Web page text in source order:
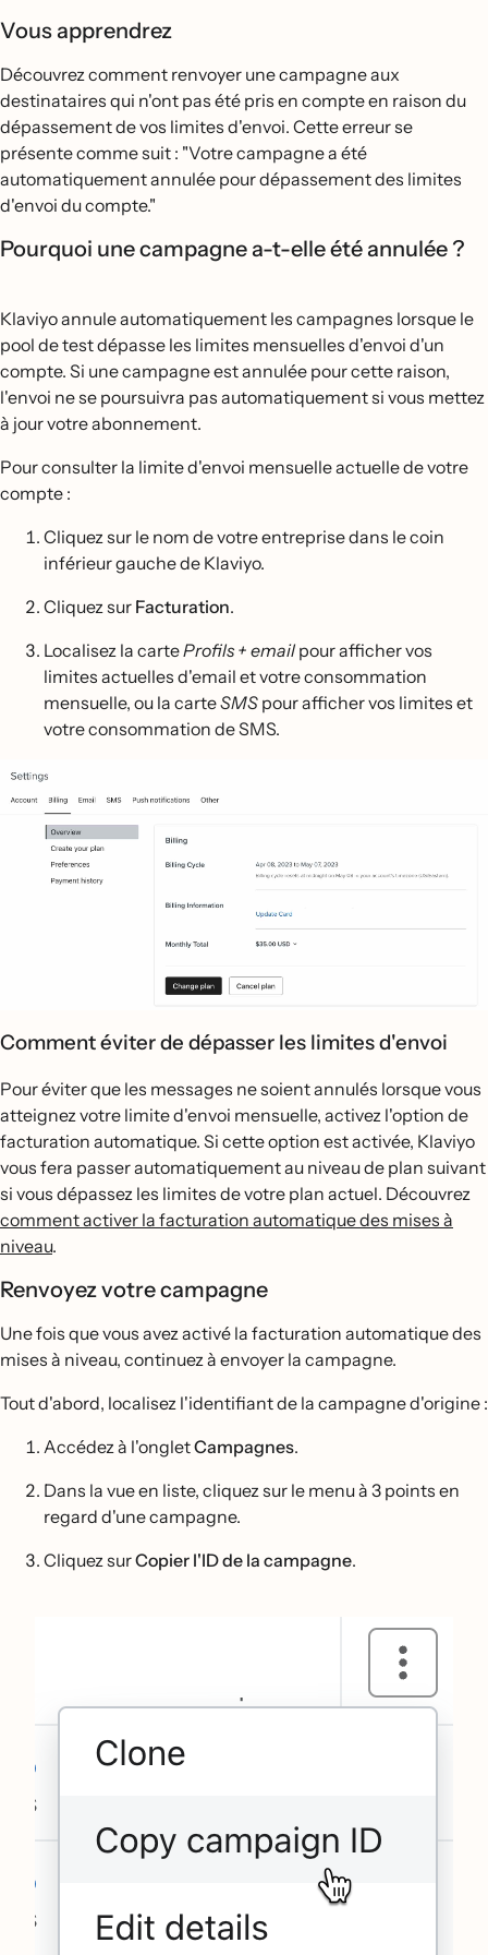
Vous apprendrez
Découvrez comment renvoyer une campagne aux
destinataires qui n'ont pas été pris en compte en raison du
dépassement de vos limites d'envoi. Cette erreur se
présente comme suit : "Votre campagne a été
automatiquement annulée pour dépassement des limites
d'envoi du compte."
Pourquoi une campagne a-t-elle été annulée ?
Klaviyo annule automatiquement les campagnes lorsque le
pool de test dépasse les limites mensuelles d'envoi d'un
compte. Si une campagne est annulée pour cette raison,
l'envoi ne se poursuivra pas automatiquement si vous mettez
à jour votre abonnement.
Pour consulter la limite d'envoi mensuelle actuelle de votre
compte :
Cliquez sur le nom de votre entreprise dans le coin
inférieur gauche de Klaviyo.
Cliquez sur Facturation.
Localisez la carteProfils + emailpour afficher vos
limites actuelles d'email et votre consommation
mensuelle, ou la carteSMS pour afficher vos limites et
votre consommation de SMS.
Comment éviter de dépasser les limites d'envoi
Pour éviter que les messages ne soient annulés lorsque vous
atteignez votre limite d'envoi mensuelle, activez l'option de
facturation automatique. Si cette option est activée, Klaviyo
vous fera passer automatiquement au niveau de plan suivant
si vous dépassez les limites de votre plan actuel. Découvrez
comment activer la facturation automatique des mises à
niveau.
Renvoyez votre campagne
Une fois que vous avez activé la facturation automatique des
mises à niveau, continuez à envoyer la campagne.
Tout d'abord, localisez l'identifiant de la campagne d'origine :
Accédez à l'ongletCampagnes.
Dans la vue en liste, cliquez sur le menu à 3 points en
regard d'une campagne.
Cliquez surCopier l'ID de la campagne.